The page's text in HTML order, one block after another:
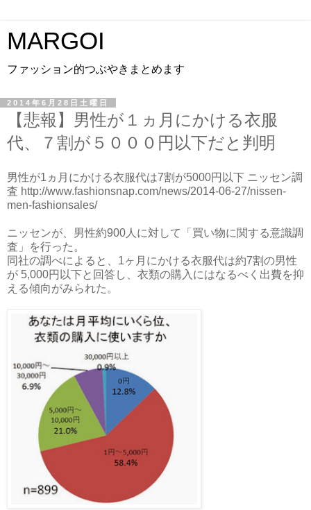
MARGOI
ファッション的つぶやきまとめます
2014年6月28日土曜日
【悲報】男性が１ヵ月にかける衣服
代、７割が５０００円以下だと判明
男性が1ヵ月にかける衣服代は7割が5000円以下 ニッセン調
査 http://www.fashionsnap.com/news/2014-06-27/nissen-
men-fashionsales/
ニッセンが、男性約900人に対して「買い物に関する意識調
査」を行った。
同社の調べによると、1ヶ月にかける衣服代は約7割の男性
が 5,000円以下と回答し、衣類の購入にはなるべく出費を抑
える傾向がみられた。